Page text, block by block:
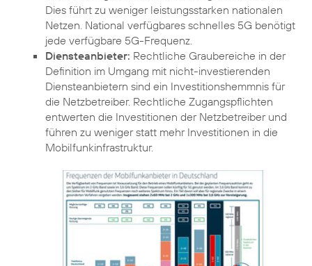
Dies führt zu weniger leistungsstarken nationalen
Netzen. National verfügbares schnelles 5G benötigt
jede verfügbare 5G-Frequenz.
Diensteanbieter: Rechtliche Graubereiche in der
Definition im Umgang mit nicht-investierenden
Diensteanbietern sind ein Investitionshemmnis für
die Netzbetreiber. Rechtliche Zugangspflichten
entwerten die Investitionen der Netzbetreiber und
führen zu weniger statt mehr Investitionen in die
Mobilfunkinfrastruktur.